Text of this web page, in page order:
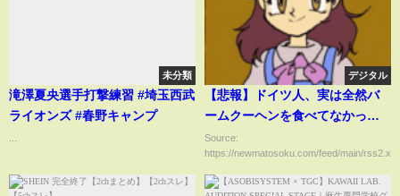
未分類
滝澤夏央選手打撃練習 #埼玉西武
ライオンズ #春野キャンプ
デジタル
【悲報】ドイツ人、実は全然バ
ームクーヘンを食べてなかった
ｗｗｗｗｗｗｗｗ
Source:
https://newmatosoku.com/feed/main/